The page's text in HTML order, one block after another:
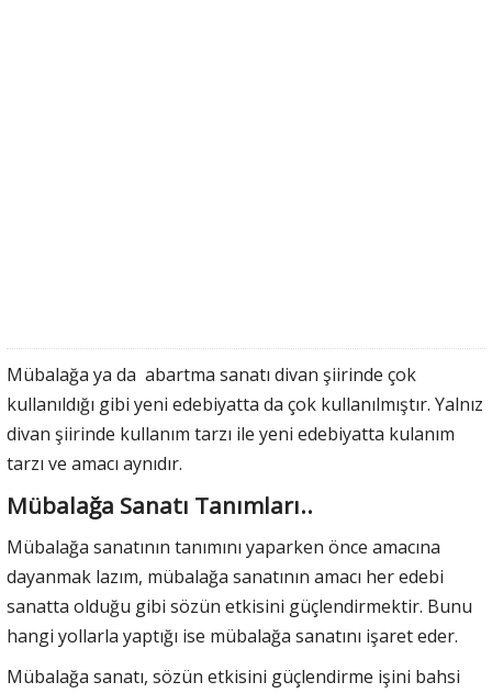
Mübalağa ya da abartma sanatı divan şiirinde çok
kullanıldığı gibi yeni edebiyatta da çok kullanılmıştır. Yalnız
divan şiirinde kullanım tarzı ile yeni edebiyatta kulanım
tarzı ve amacı aynıdır.
Mübalağa Sanatı Tanımları..
Mübalağa sanatının tanımını yaparken önce amacına
dayanmak lazım, mübalağa sanatının amacı her edebi
sanatta olduğu gibi sözün etkisini güçlendirmektir. Bunu
hangi yollarla yaptığı ise mübalağa sanatını işaret eder.
Mübalağa sanatı, sözün etkisini güçlendirme işini bahsi